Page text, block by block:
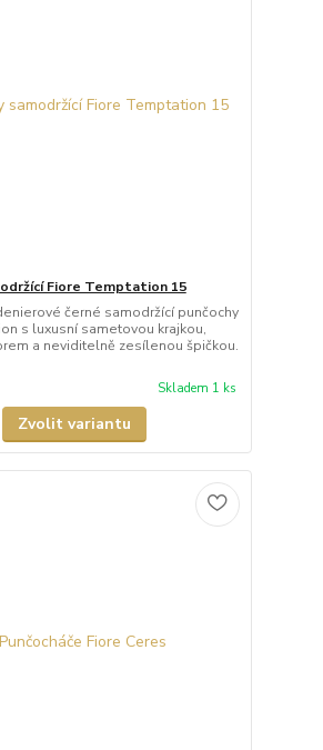
Fiore Temptation 15
černé samodržící punčochy
s luxusní sametovou krajkou,
a neviditelně zesílenou špičkou.
Skladem 1 ks
Zvolit variantu